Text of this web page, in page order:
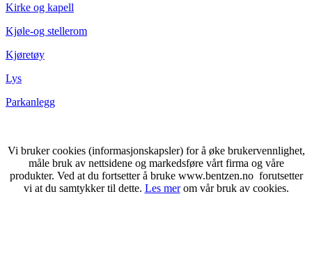
Kirke og kapell
Kjøle-og stellerom
Kjøretøy
Lys
Parkanlegg
Vi bruker cookies (informasjonskapsler) for å øke brukervennlighet,
måle bruk av nettsidene og markedsføre vårt firma og våre
produkter. Ved at du fortsetter å bruke www.bentzen.no forutsetter
vi at du samtykker til dette. Les merom vår bruk av cookies.